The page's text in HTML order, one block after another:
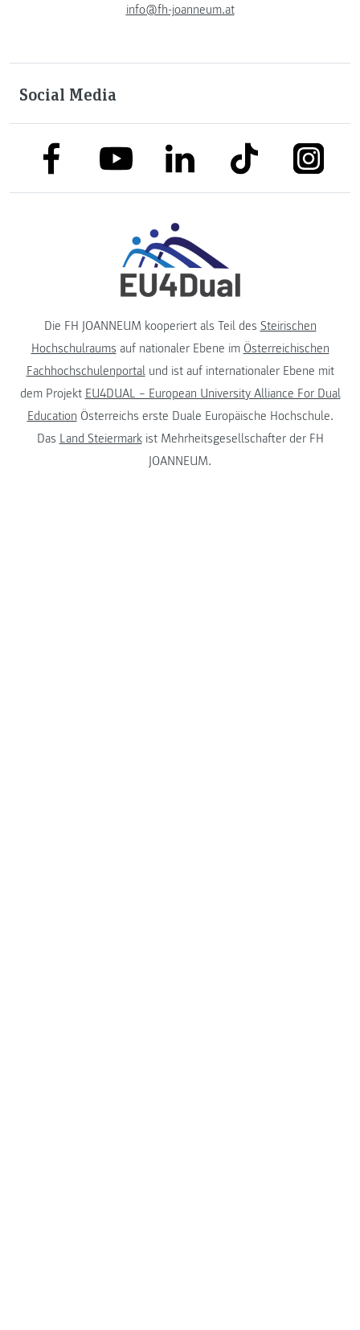
info@fh-joanneum.at
Social Media
link to facebooklink to youtubelink to linkedinlink to tiktok link to
Die FH JOANNEUM kooperiert als Teil des Steirischen
Hochschulraums auf nationaler Ebene im Österreichischen
Fachhochschulenportalund ist auf internationaler Ebene mit
dem Projekt EU4DUAL – European University Alliance For Dual
Education Österreichs erste Duale Europäische Hochschule.
Das Land Steiermarkist Mehrheitsgesellschafter der FH
JOANNEUM.